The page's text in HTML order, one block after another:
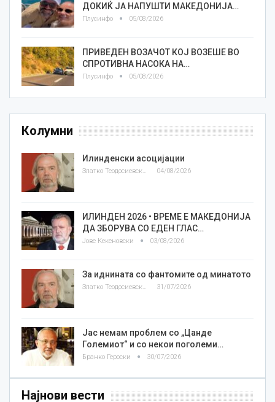
ДОКИЌ ЈА НАПУШТИ МАКЕДОНИЈА…
Плусинфо 05/08/2026
ПРИВЕДЕН ВОЗАЧОТ КОЈ ВОЗЕШЕ ВО
СПРОТИВНА НАСОКА НА…
Плусинфо 05/08/2026
Колумни
Илинденски асоцијации
Златко Теодосиевски 04/08/2026
ИЛИНДЕН 2026 • ВРЕМЕ Е МАКЕДОНИЈА
ДА ЗБОРУВА СО ЕДЕН ГЛАС…
Јове Кекеновски 03/08/2026
За иднината со фантомите од минатото
Златко Теодосиевски 31/07/2026
Јас немам проблем со „Цанде
Големиот“ и со некои поголеми…
Бранко Героски 30/07/2026
Најнови вести